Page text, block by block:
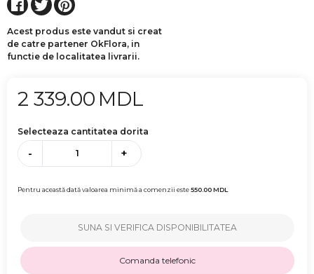
Acest produs este vandut si creat
de catre partener OkFlora, in
functie de localitatea livrarii.
2 339.00 MDL
Selecteaza cantitatea dorita
- +
Pentru această dată valoarea minimă a comenzii este550.00MDL
SUNA SI VERIFICA DISPONIBILITATEA
Comanda telefonic